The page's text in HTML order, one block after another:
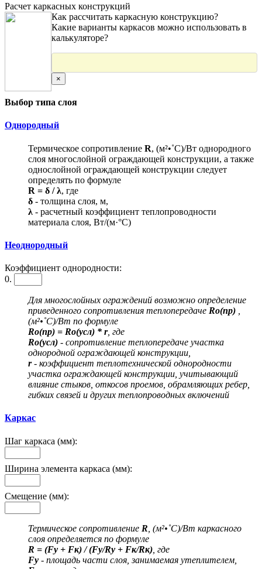
Расчет каркасных конструкций
Как рассчитать каркасную конструкцию?
Какие варианты каркасов можно использовать в
калькуляторе?
×
Выбор типа слоя
Однородный
Термическое сопротивление R, (м²•˚С)/Вт однородного
слоя многослойной ограждающей конструкции, а также
однослойной ограждающей конструкции следует
определять по формуле
R = δ / λ, где
δ - толщина слоя, м,
λ - расчетный коэффициент теплопроводности
материала слоя, Вт/(м·°С)
Неоднородный
Коэффициент однородности:
0.
Для многослойных ограждений возможно определение
приведенного сопротивления теплопередаче Ro(пр)
(м²•˚С)/Вт по формуле
Ro(пр) = Ro(усл) * r, где
Ro(усл) - сопротивление теплопередаче участка
однородной ограждающей конструкции,
r- коэффициент теплотехнической однородности
участка ограждающей конструкции, учитывающий
влияние стыков, откосов проемов, обрамляющих ребер,
гибких связей и других теплопроводных включений
Каркас
Шаг каркаса (мм):
Ширина элемента каркаса (мм):
Смещение (мм):
Термическое сопротивление R , (м²•˚С)/Вт каркасного
слоя определяется по формуле
R = (Fу + Fк) / (Fу/Rу + Fк/Rк) , где
Fу - площадь части слоя, занимаемая утеплителем,